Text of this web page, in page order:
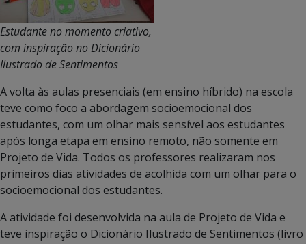
Estudante no momento criativo,
com inspiração no Dicionário
Ilustrado de Sentimentos
A volta às aulas presenciais (em ensino híbrido) na escola
teve como foco a abordagem socioemocional dos
estudantes, com um olhar mais sensível aos estudantes
após longa etapa em ensino remoto, não somente em
Projeto de Vida. Todos os professores realizaram nos
primeiros dias atividades de acolhida com um olhar para o
socioemocional dos estudantes.
A atividade foi desenvolvida na aula de Projeto de Vida e
teve inspiração o Dicionário Ilustrado de Sentimentos (livro